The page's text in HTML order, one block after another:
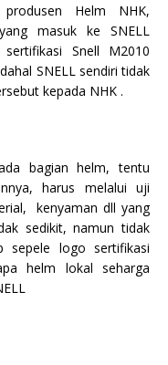
produsen Helm NHK,
masuk ke SNELL
Snell M2010
SNELL sendiri tidak
kepada NHK .
bagian helm, tentu
harus melalui uji
kenyaman dll yang
sedikit, namun tidak
sepele logo sertifikasi
helm lokal seharga